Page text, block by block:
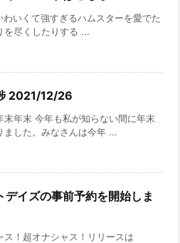
いくて強すぎるハムスターを愛でた
を尽くしたりする ...
2021/12/26
末年末 今年も私が知らない間に年末
ました。みなさんは今年 ...
デイズの事前予約を開始しま
ス！超オナシャス！リリースは